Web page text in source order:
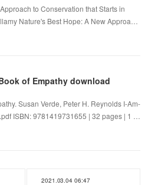
to Conservation that Starts in
Nature's Best Hope: A New Approa…
of Empathy download
Susan Verde, Peter H. Reynolds I-Am-
ISBN: 9781419731655 | 32 pages | 1 …
2021.03.04 06:47